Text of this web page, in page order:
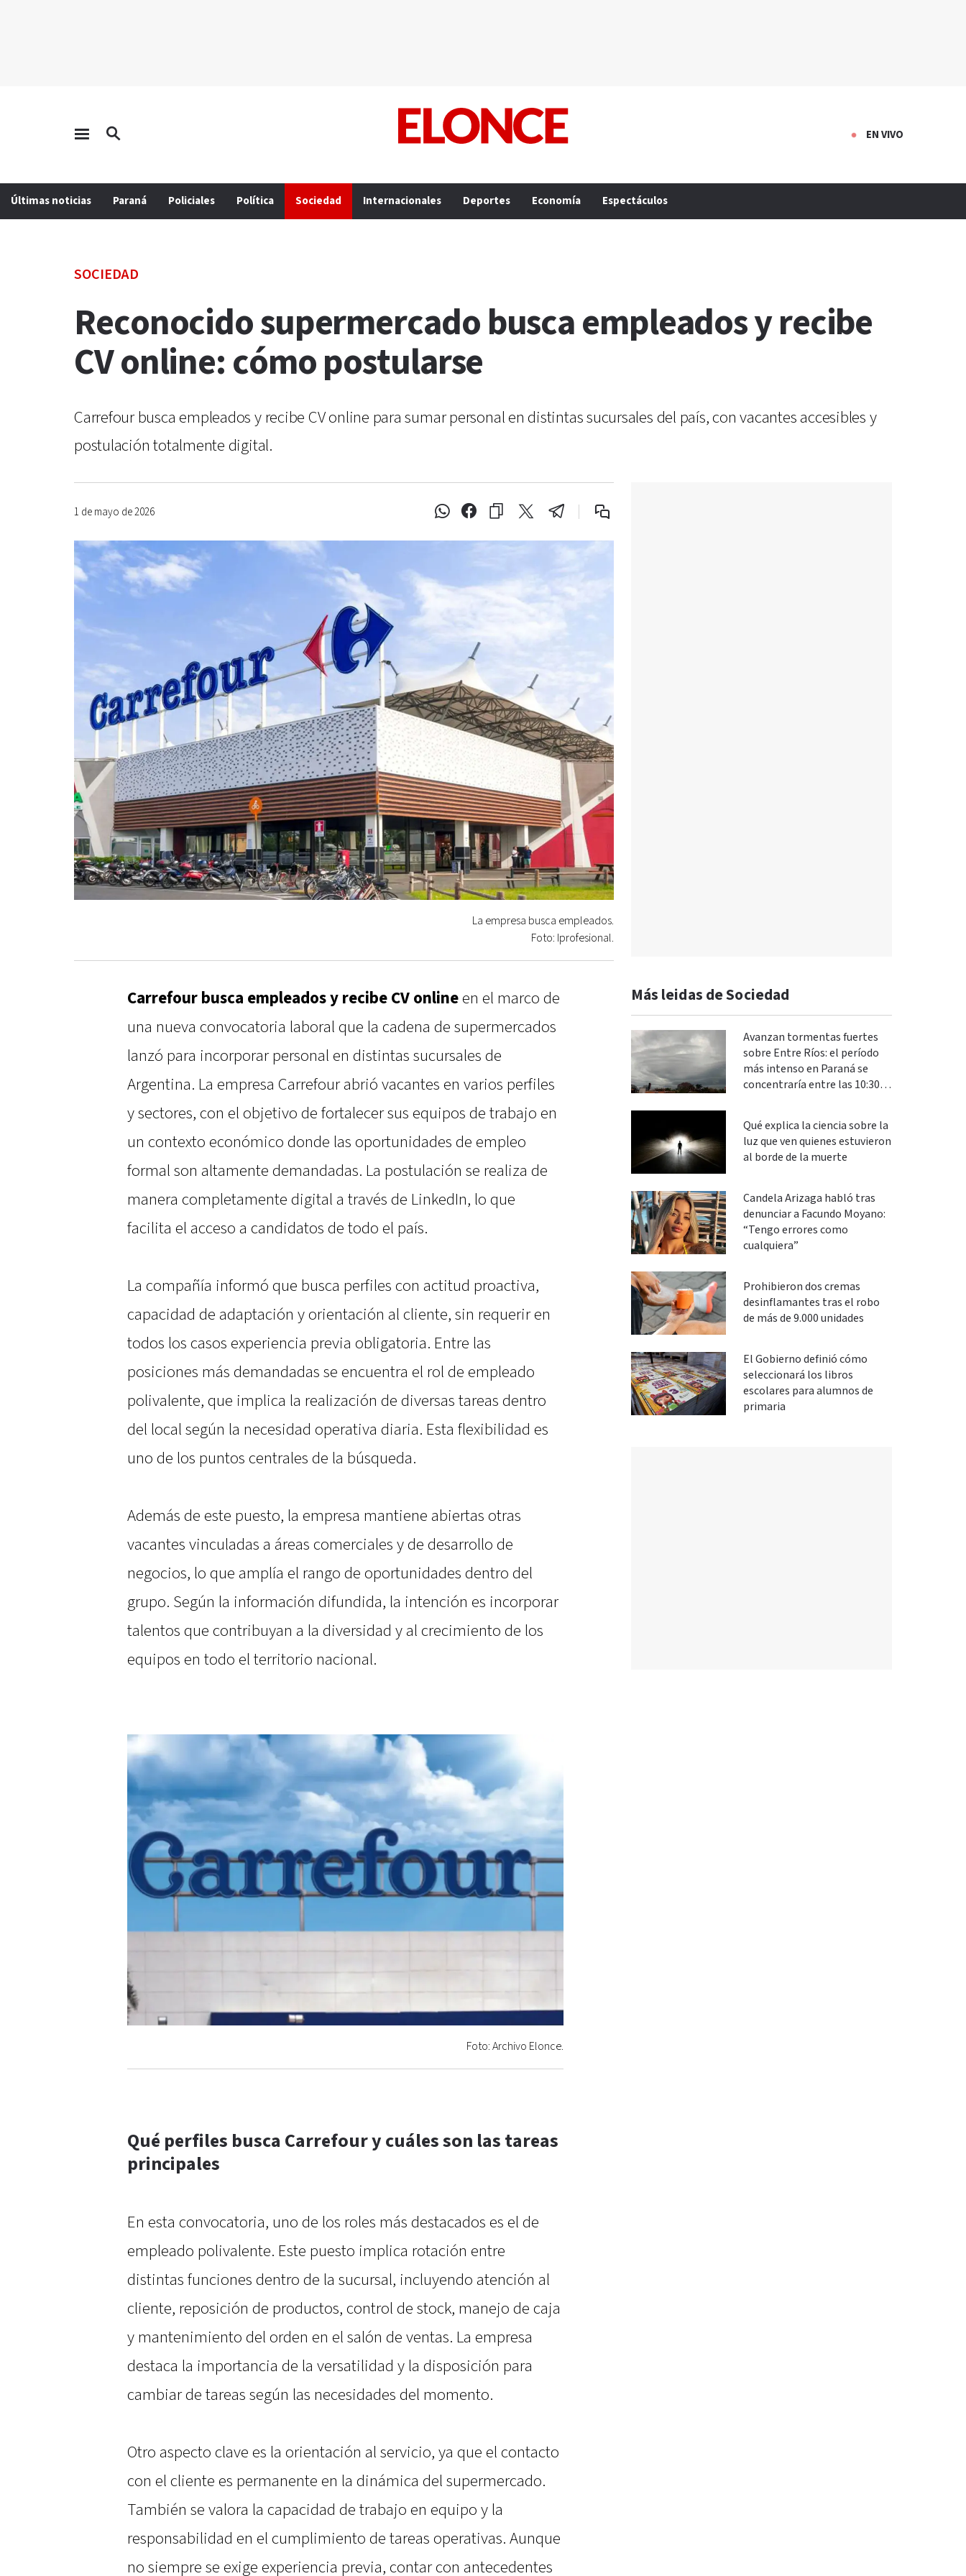
EN VIVO
Últimas noticias Paraná Policiales Política Sociedad Internacionales Deportes Economía Espectáculos
SOCIEDAD
Reconocido supermercado busca empleados y recibe
CV online: cómo postularse
Carrefour busca empleados y recibe CV online para sumar personal en distintas sucursales del país, con vacantes accesibles y
postulación totalmente digital.
1 de mayo de 2026
La empresa busca empleados.
Foto: Iprofesional.
Carrefour busca empleados y recibe CV onlineen el marco de
una nueva convocatoria laboral que la cadena de supermercados
lanzó para incorporar personal en distintas sucursales de
Argentina. La empresa Carrefour abrió vacantes en varios perfiles
y sectores, con el objetivo de fortalecer sus equipos de trabajo en
un contexto económico donde las oportunidades de empleo
formal son altamente demandadas. La postulación se realiza de
manera completamente digital a través de LinkedIn, lo que
facilita el acceso a candidatos de todo el país.
La compañía informó que busca perfiles con actitud proactiva,
capacidad de adaptación y orientación al cliente, sin requerir en
todos los casos experiencia previa obligatoria. Entre las
posiciones más demandadas se encuentra el rol de empleado
polivalente, que implica la realización de diversas tareas dentro
del local según la necesidad operativa diaria. Esta flexibilidad es
uno de los puntos centrales de la búsqueda.
Además de este puesto, la empresa mantiene abiertas otras
vacantes vinculadas a áreas comerciales y de desarrollo de
negocios, lo que amplía el rango de oportunidades dentro del
grupo. Según la información difundida, la intención es incorporar
talentos que contribuyan a la diversidad y al crecimiento de los
equipos en todo el territorio nacional.
Foto: Archivo Elonce.
Qué perfiles busca Carrefour y cuáles son las tareas
principales
En esta convocatoria, uno de los roles más destacados es el de
empleado polivalente. Este puesto implica rotación entre
distintas funciones dentro de la sucursal, incluyendo atención al
cliente, reposición de productos, control de stock, manejo de caja
y mantenimiento del orden en el salón de ventas. La empresa
destaca la importancia de la versatilidad y la disposición para
cambiar de tareas según las necesidades del momento.
Otro aspecto clave es la orientación al servicio, ya que el contacto
con el cliente es permanente en la dinámica del supermercado.
También se valora la capacidad de trabajo en equipo y la
responsabilidad en el cumplimiento de tareas operativas. Aunque
no siempre se exige experiencia previa, contar con antecedentes
Más leidas de Sociedad
Avanzan tormentas fuertes
sobre Entre Ríos: el período
más intenso en Paraná se
concentraría entre las 10:30 y
Qué explica la ciencia sobre la
luz que ven quienes estuvieron
al borde de la muerte
Candela Arizaga habló tras
denunciar a Facundo Moyano:
“Tengo errores como
cualquiera”
Prohibieron dos cremas
desinflamantes tras el robo
de más de 9.000 unidades
El Gobierno definió cómo
seleccionará los libros
escolares para alumnos de
primaria